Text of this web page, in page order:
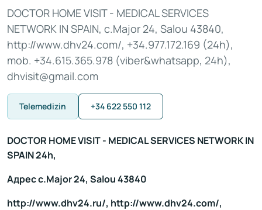
​DOCTOR HOME VISIT - MEDICAL SERVICES
NETWORK IN SPAIN, c.Major 24, Salou 43840,
http://www.dhv24.com/, +34.977.172.169 (24h),
mob. +34.615.365.978 (viber&whatsapp, 24h),
dhvisit@gmail.com
Telemedizin +34 622 550 112
​DOCTOR HOME VISIT - MEDICAL SERVICES NETWORK IN
SPAIN 24h,
Адрес c.Major 24, Salou 43840
http://www.dhv24.ru/, http://www.dhv24.com/,